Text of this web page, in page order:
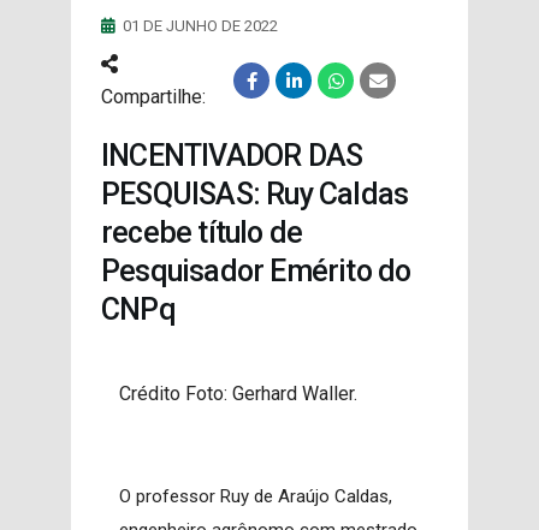
DOAÇÕES PARA
PROJETOS
01 DE JUNHO DE 2022
Compartilhe:
INCENTIVADOR DAS
PESQUISAS: Ruy Caldas
recebe título de
Pesquisador Emérito do
CNPq
Crédito Foto: Gerhard Waller.
O professor Ruy de Araújo Caldas,